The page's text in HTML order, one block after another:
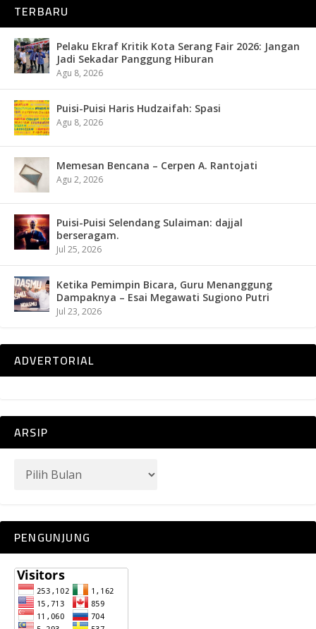
TERBARU
Pelaku Ekraf Kritik Kota Serang Fair 2026: Jangan
Jadi Sekadar Panggung Hiburan
Agu 8, 2026
Puisi-Puisi Haris Hudzaifah: Spasi
Agu 8, 2026
Memesan Bencana – Cerpen A. Rantojati
Agu 2, 2026
Puisi-Puisi Selendang Sulaiman: dajjal
berseragam.
Jul 25, 2026
Ketika Pemimpin Bicara, Guru Menanggung
Dampaknya – Esai Megawati Sugiono Putri
Jul 23, 2026
ADVERTORIAL
ARSIP
PENGUNJUNG